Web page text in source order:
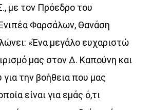
με τον Πρόεδρο του
Φαρσάλων, Θανάση
«Ένα μεγάλο ευχαριστώ
μας στον Δ. Καπούνη και
την βοήθεια που μας
είναι για εμάς ό,τι